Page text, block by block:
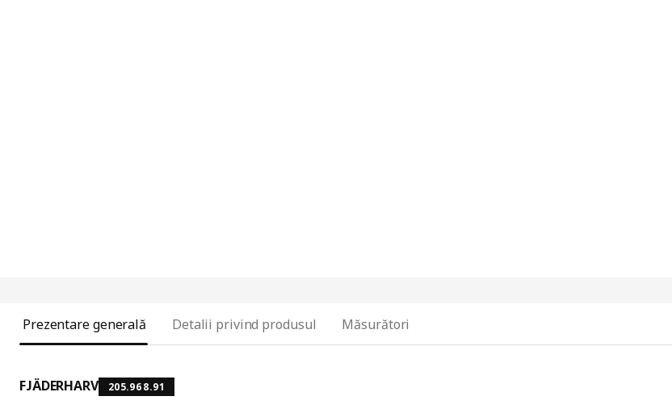
Prezentare generală Detalii privind produsul Măsurători
FJÄDERHARV 205.968.91